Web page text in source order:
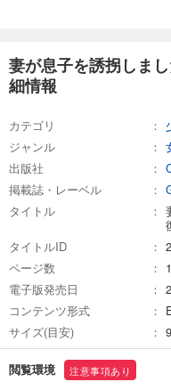
あらすじを表
78円 (税込)
完結
妻が息子を誘拐しま
細情報
カテゴリ
ジャンル
出版社
掲載誌・レーベル
タイトル
タイトルID
ページ数
電子版発売日
コンテンツ形式
サイズ(目安)
閲覧環境 注意事項あり